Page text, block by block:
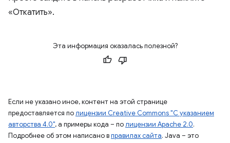
«Откатить».
Эта информация оказалась полезной?
Если не указано иное, контент на этой странице
предоставляется полицензии Creative Commons "С указанием
авторства 4.0", а примеры кода – полицензии Apache 2.0.
Подробнее об этом написано вправилах сайта. Java – это